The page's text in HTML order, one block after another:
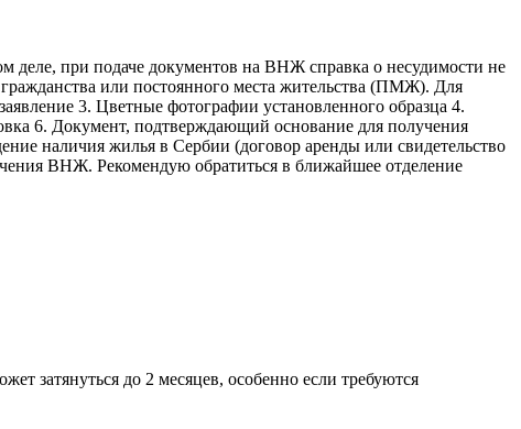
при подаче документов на ВНЖ справка о несудимости не
гражданства или постоянного места жительства (ПМЖ). Для
3. Цветные фотографии установленного образца 4.
6. Документ, подтверждающий основание для получения
наличия жилья в Сербии (договор аренды или свидетельство
ВНЖ. Рекомендую обратиться в ближайшее отделение
затянуться до 2 месяцев, особенно если требуются